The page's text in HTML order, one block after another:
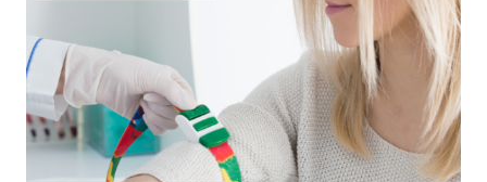
LE
RÔLE
D’ASSESSEUR
?
ON
VOUS